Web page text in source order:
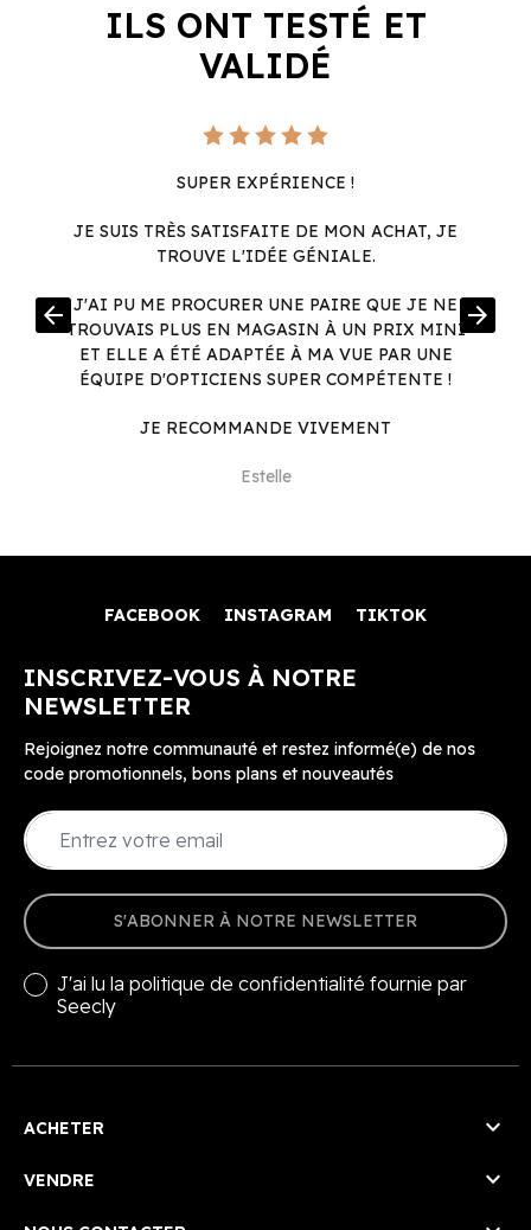
ILS ONT TESTÉ ET
VALIDÉ
SUPER EXPÉRIENCE !
JE SUIS TRÈS SATISFAITE DE MON ACHAT, JE
TROUVE L'IDÉE GÉNIALE.
J'AI PU ME PROCURER UNE PAIRE QUE JE NE
TROUVAIS PLUS EN MAGASIN À UN PRIX MINI
ET ELLE A ÉTÉ ADAPTÉE À MA VUE PAR UNE
ÉQUIPE D'OPTICIENS SUPER COMPÉTENTE !
JE RECOMMANDE VIVEMENT
Estelle
arrow_back arrow_forward
FACEBOOK INSTAGRAM TIKTOK
INSCRIVEZ-VOUS À NOTRE
NEWSLETTER
Rejoignez notre communauté et restez informé(e) de nos
code promotionnels, bons plans et nouveautés
S'ABONNER À NOTRE NEWSLETTER
J'ai lu la politique de confidentialité fournie par
Seecly
ACHETER 
VENDRE 